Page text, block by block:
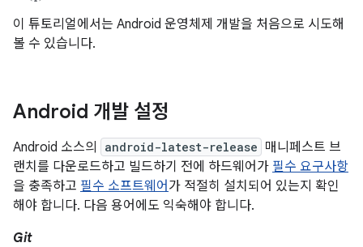
이 튜토리얼에서는 Android 운영체제 개발을 처음으로 시도해
볼 수 있습니다.
Android 개발 설정
Android 소스의 android-latest-release 매니페스트 브
랜치를 다운로드하고 빌드하기 전에 하드웨어가 필수 요구사항
을 충족하고 필수 소프트웨어 가 적절히 설치되어 있는지 확인
해야 합니다. 다음 용어에도 익숙해야 합니다.
Git